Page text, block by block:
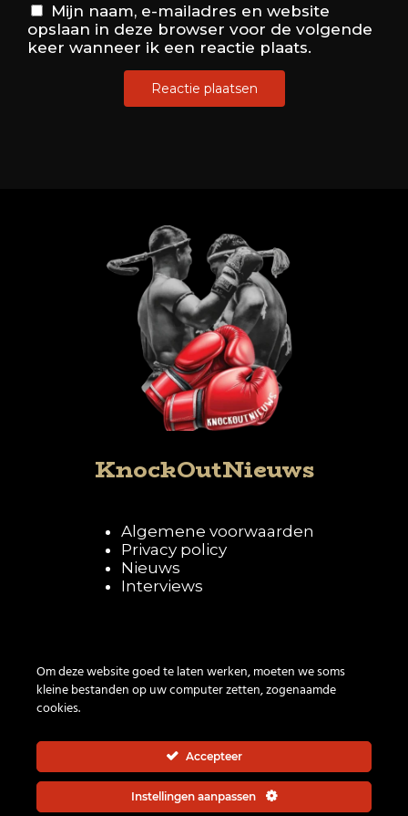
Mijn naam, e-mailadres en website
opslaan in deze browser voor de volgende
keer wanneer ik een reactie plaats.
KnockOutNieuws
Algemene voorwaarden
Privacy policy
Nieuws
Interviews
© 2026 | All rights reserved
Om deze website goed te laten werken, moeten we soms
kleine bestanden op uw computer zetten, zogenaamde
cookies.
Accepteer
Instellingen aanpassen